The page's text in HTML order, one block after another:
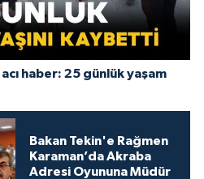
haber: 25 günlük yaşam
Bakan Tekin'e Rağmen
Karaman’da Akraba
Adresi Oyununa Müdür